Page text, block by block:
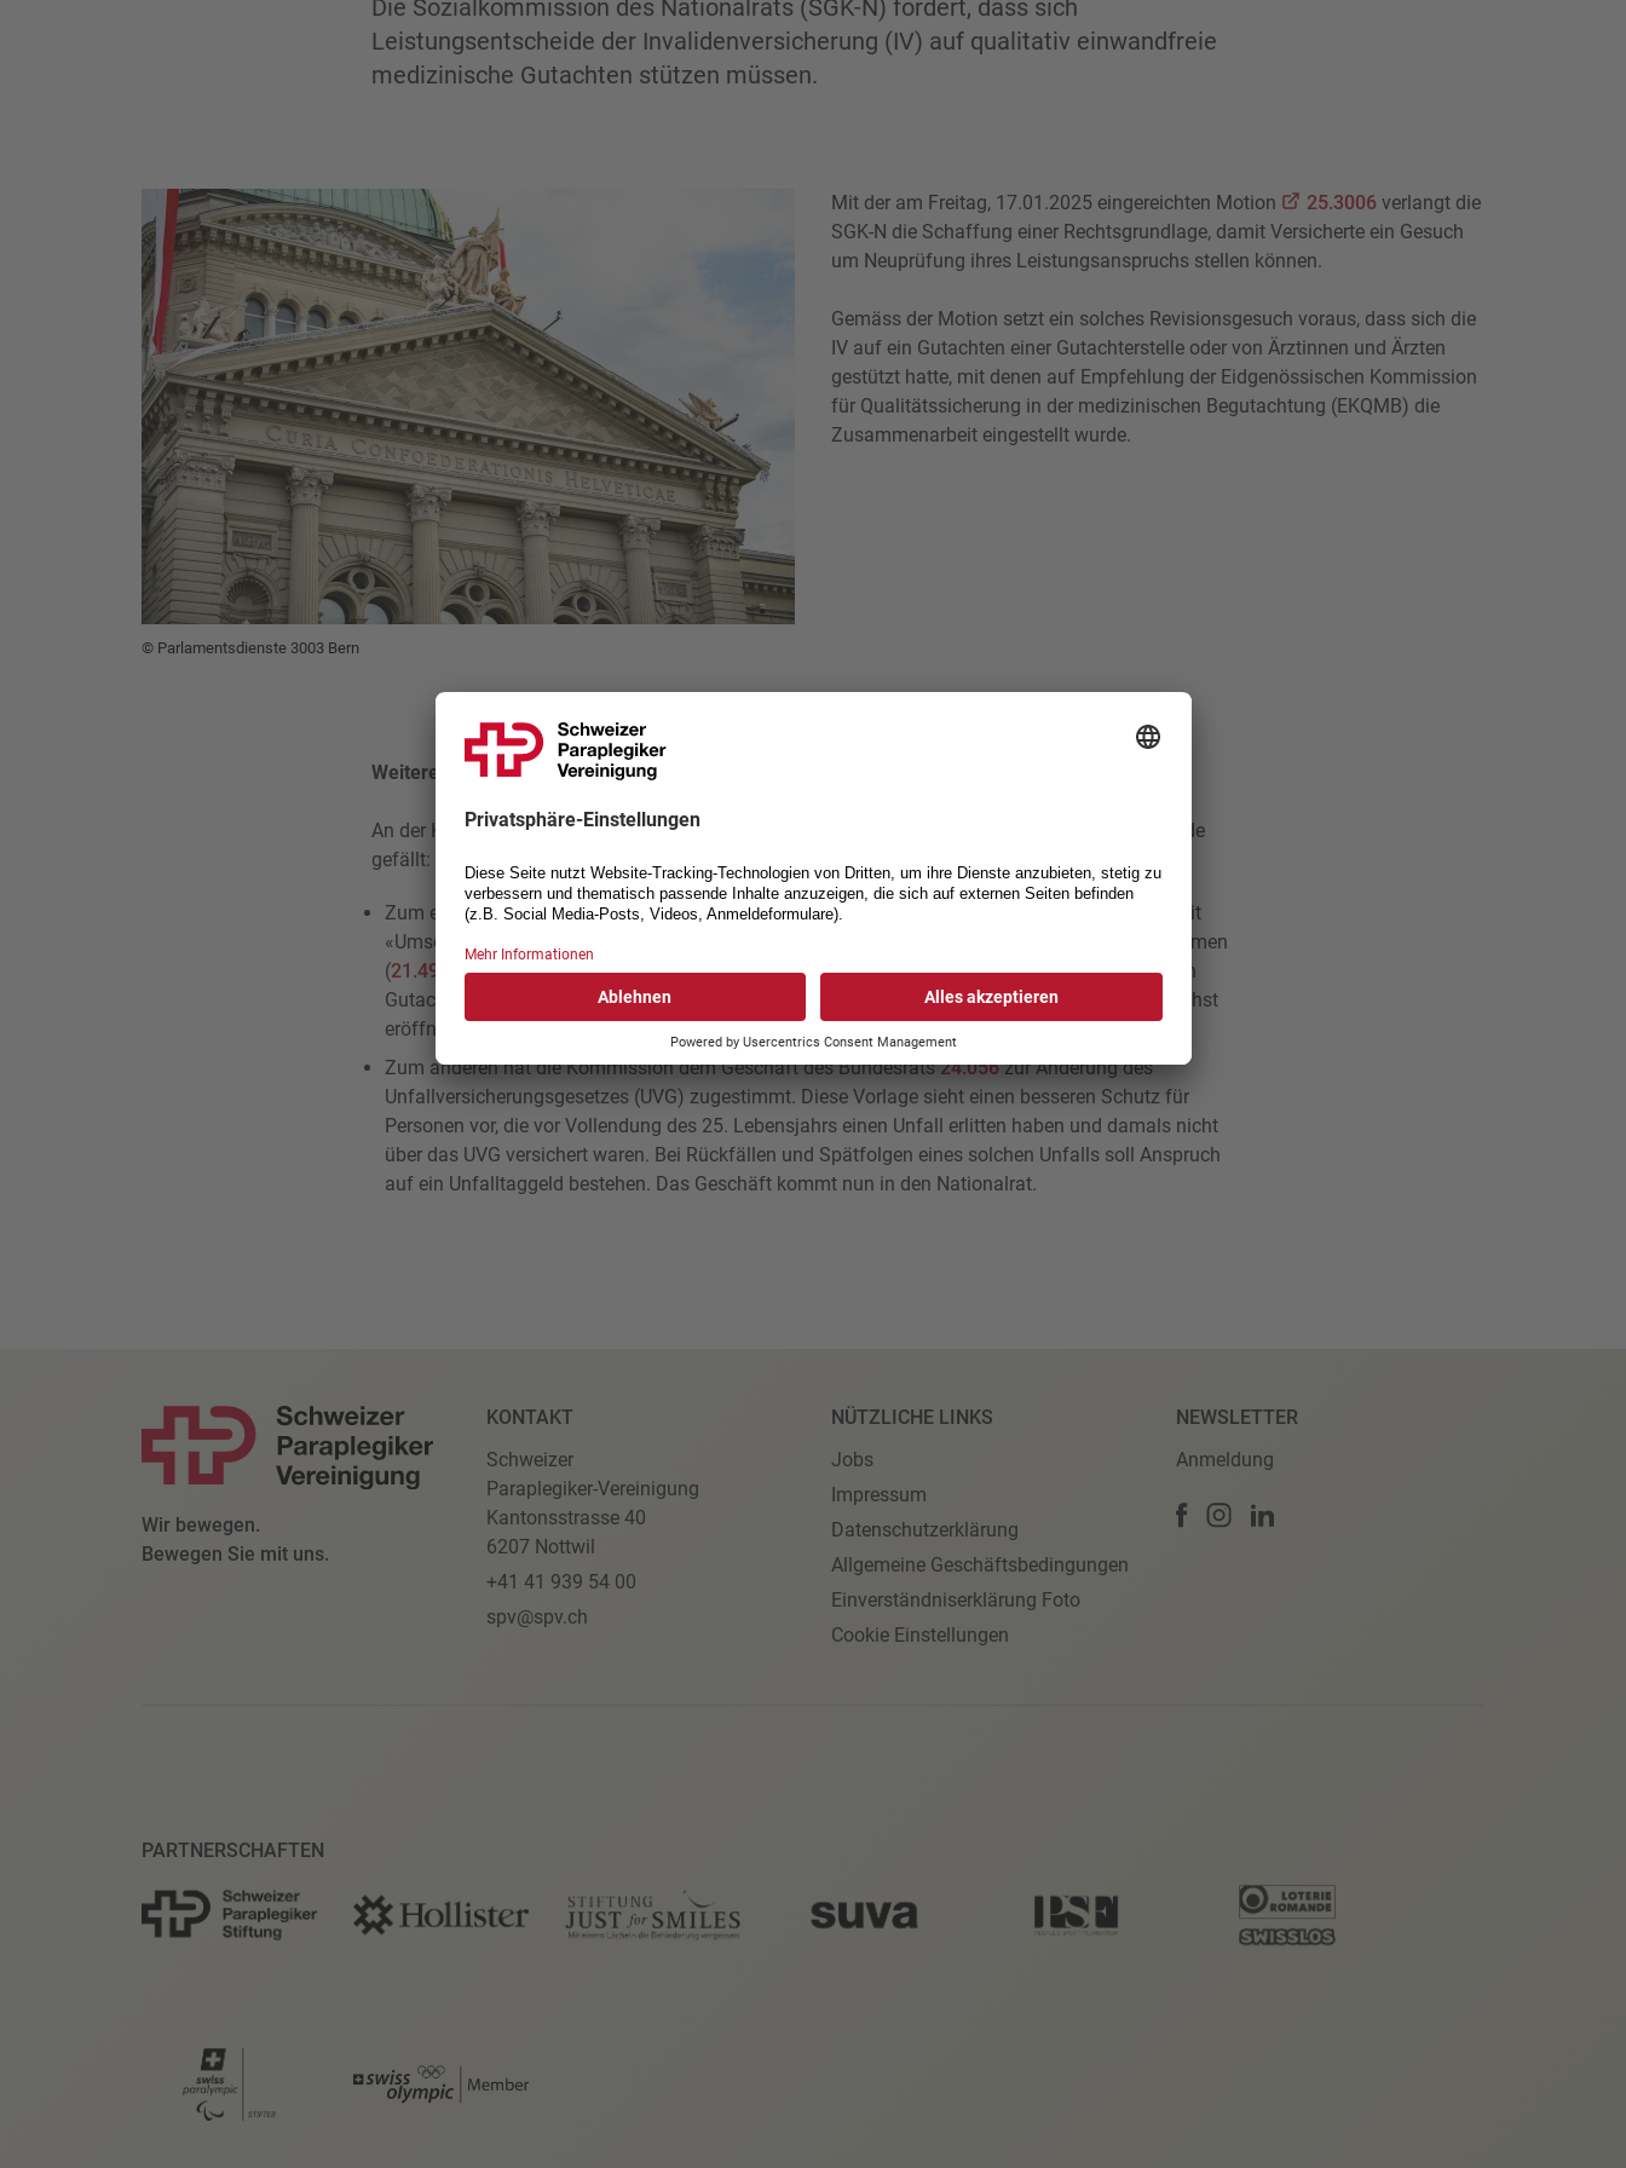
Die Sozialkommission des Nationalrats (SGK-N) fordert, dass sich
Leistungsentscheide der Invalidenversicherung (IV) auf qualitativ einwandfreie
medizinische Gutachten stützen müssen.
© Parlamentsdienste 3003 Bern
Mit der am Freitag, 17.01.2025 eingereichten Motion 25.3006verlangt die
SGK-N die Schaffung einer Rechtsgrundlage, damit Versicherte ein Gesuch
um Neuprüfung ihres Leistungsanspruchs stellen können.
Gemäss der Motion setzt ein solches Revisionsgesuch voraus, dass sich die
IV auf ein Gutachten einer Gutachterstelle oder von Ärztinnen und Ärzten
gestützt hatte, mit denen auf Empfehlung der Eidgenössischen Kommission
für Qualitätssicherung in der medizinischen Begutachtung (EKQMB) die
Zusammenarbeit eingestellt wurde.
Weitere wichtige Entscheide im Sozialversicherungsbereich gefällt
An der Kommissionssitzung vom letzten Freitag wurden noch zwei weitere bedeutende Entscheide
gefällt:
Zum einen hat die SGK-N den Vorentwurf zur Umsetzung der parlamentarischen Initiative Roduit
«Umsetzung des Berichtes zur Evaluation der medizinischen Begutachtung in der IV» angenommen
(21.498
). Ziel der Vorlage ist es, das Einigungsverfahren bei der Vergabe von monodisziplinären
Gutachten der IV zu verbessern. Das Vernehmlassungsverfahren zu dieser Vorlage soll demnächst
eröffnet werden.
Zum anderen hat die Kommission dem Geschäft des Bundesrats24.056zur Änderung des
Unfallversicherungsgesetzes (UVG) zugestimmt. Diese Vorlage sieht einen besseren Schutz für
Personen vor, die vor Vollendung des 25. Lebensjahrs einen Unfall erlitten haben und damals nicht
über das UVG versichert waren. Bei Rückfällen und Spätfolgen eines solchen Unfalls soll Anspruch
auf ein Unfalltaggeld bestehen. Das Geschäft kommt nun in den Nationalrat.
Wir bewegen.
Bewegen Sie mit uns.
KONTAKT
Schweizer
Paraplegiker-Vereinigung
Kantonsstrasse 40
6207 Nottwil
+41 41 939 54 00
spv@spv.ch
NÜTZLICHE LINKS
Jobs
Impressum
Datenschutzerklärung
Allgemeine Geschäftsbedingungen
Einverständniserklärung Foto
Cookie Einstellungen
NEWSLETTER
Anmeldung
PARTNERSCHAFTEN